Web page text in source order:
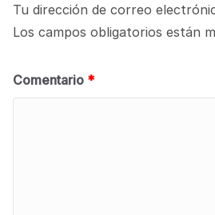
Tu dirección de correo
Los campos obligatorios están
Comentario *